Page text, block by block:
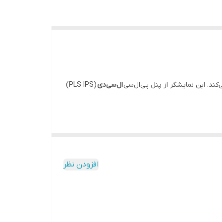
ال‌سی‌دی (PLS IPS)
افزودن نظر